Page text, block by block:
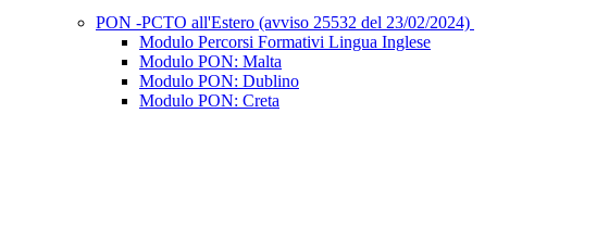
PON -PCTO all'Estero (avviso 25532 del 23/02/2024)
Modulo Percorsi Formativi Lingua Inglese
Modulo PON: Malta
Modulo PON: Dublino
Modulo PON: Creta